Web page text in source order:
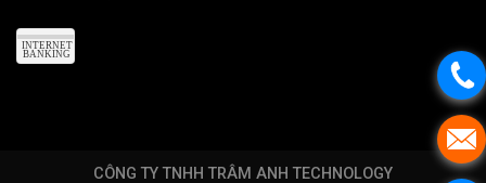
CÔNG TY TNHH TRÂM ANH TECHNOLOGY